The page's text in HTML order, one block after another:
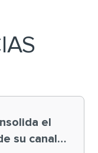
el
su canal